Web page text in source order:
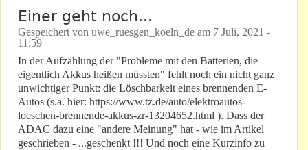
Einer geht noch...
Gespeichert von uwe_ruesgen_koeln_de am 7 Juli, 2021 -
11:59
In der Aufzählung der "Probleme mit den Batterien, die
eigentlich Akkus heißen müssten" fehlt noch ein nicht ganz
unwichtiger Punkt: die Löschbarkeit eines brennenden E-
Autos (s.a. hier: https://www.tz.de/auto/elektroautos-
loeschen-brennende-akkus-zr-13204652.html ). Dass der
ADAC dazu eine "andere Meinung" hat - wie im Artikel
geschrieben - ...geschenkt !!! Und noch eine Kurzinfo zu